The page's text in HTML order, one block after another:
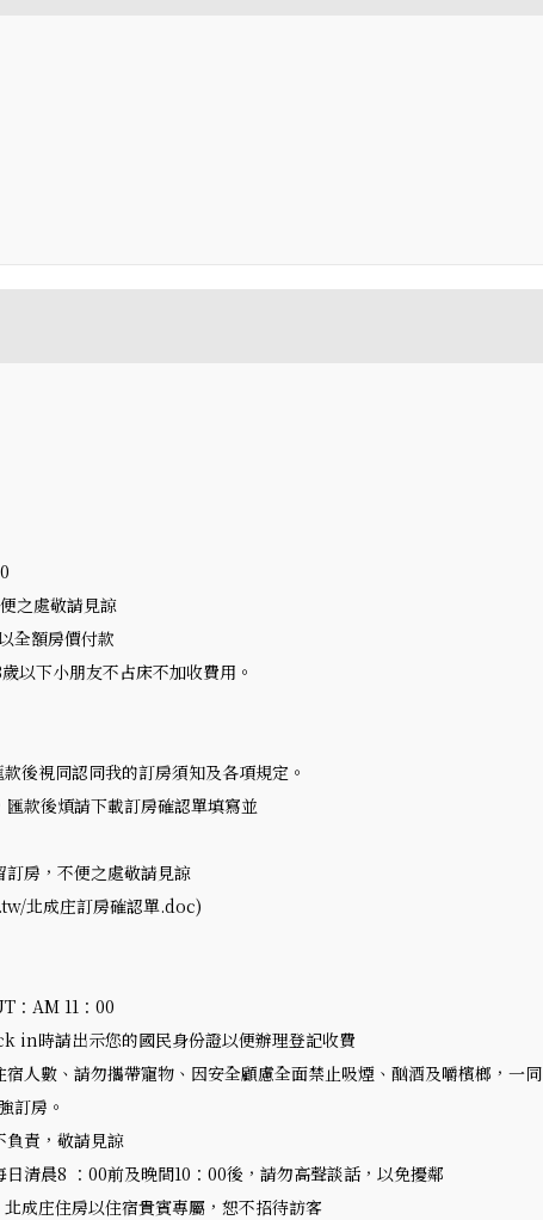
之處敬請見諒
全額房價付款
以下小朋友不占床不加收費用。
後視同認同我的訂房須知及各項規定。
款後煩請下載訂房確認單填寫並
房，不便之處敬請見諒
北成庄訂房確認單.doc)
：AM 11：00
時請出示您的國民身份證以便辦理登記收費
人數、請勿攜帶寵物、因安全顧慮全面禁止吸煙、酗酒及嚼檳榔，一同
訂房。
負責，敬請見諒
清晨8 ：00前及晚間10：00後，請勿高聲談話，以免擾鄰
成庄住房以住宿貴賓專屬，恕不招待訪客